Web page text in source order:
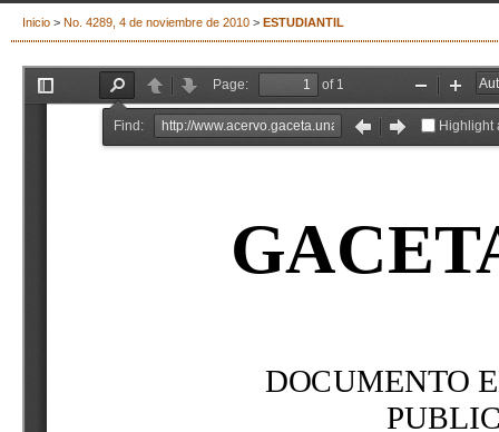
Inicio > No. 4289, 4 de noviembre de 2010 > ESTUDIANTIL